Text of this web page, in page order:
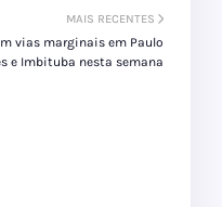
MAIS RECENTES
vias marginais em Paulo
e Imbituba nesta semana